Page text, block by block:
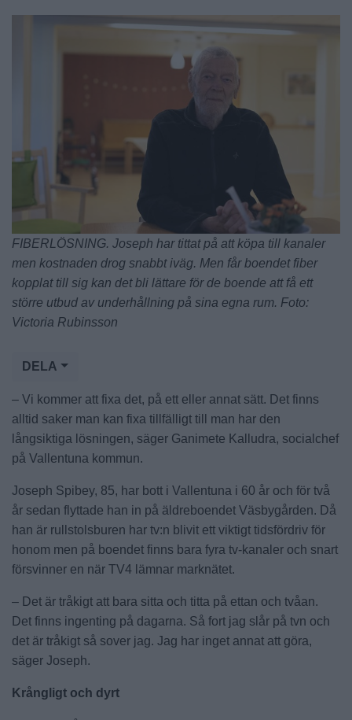
FIBERLÖSNING. Joseph har tittat på att köpa till kanaler
men kostnaden drog snabbt iväg. Men får boendet fiber
kopplat till sig kan det bli lättare för de boende att få ett
större utbud av underhållning på sina egna rum. Foto:
Victoria Rubinsson
DELA
– Vi kommer att fixa det, på ett eller annat sätt. Det finns
alltid saker man kan fixa tillfälligt till man har den
långsiktiga lösningen, säger Ganimete Kalludra, socialchef
på Vallentuna kommun.
Joseph Spibey, 85, har bott i Vallentuna i 60 år och för två
år sedan flyttade han in på äldreboendet Väsbygården. Då
han är rullstolsburen har tv:n blivit ett viktigt tidsfördriv för
honom men på boendet finns bara fyra tv-kanaler och snart
försvinner en när TV4 lämnar marknätet.
– Det är tråkigt att bara sitta och titta på ettan och tvåan.
Det finns ingenting på dagarna. Så fort jag slår på tvn och
det är tråkigt så sover jag. Jag har inget annat att göra,
säger Joseph.
Krångligt och dyrt